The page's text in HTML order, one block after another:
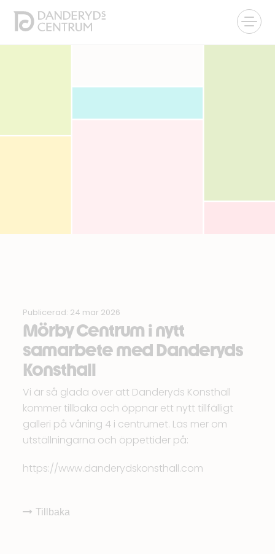
Publicerad: 24 mar 2026
Mörby Centrum i nytt
samarbete med Danderyds
Konsthall
Vi är så glada över att Danderyds Konsthall
kommer tillbaka och öppnar ett nytt tillfälligt
galleri på våning 4 i centrumet. Läs mer om
utställningarna och öppettider på:
https://www.danderydskonsthall.com
Tillbaka